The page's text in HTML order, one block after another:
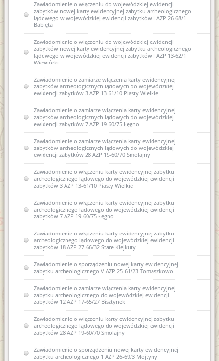
Zawiadomienie o włączeniu do wojewódzkiej ewidencji
zabytków nowej karty ewidencyjnej zabytku archeologicznego
lądowego w wojewódzkiej ewidencji zabytków I AZP 26-68/1
Babięta
Zawiadomienie o włączeniu do wojewódzkiej ewidencji
zabytków nowej karty ewidencyjnej zabytku archeologicznego
lądowego w wojewódzkiej ewidencji zabytków I AZP 13-62/1
Wiewiórki
Zawiadomienie o zamiarze włączenia karty ewidencyjnej
zabytków archeologicznych lądowych do wojewódzkiej
ewidencji zabytków 3 AZP 13-61/10 Piasty Wielkie
Zawiadomienie o zamiarze włączenia karty ewidencyjnej
zabytków archeologicznych lądowych do wojewódzkiej
ewidencji zabytków 7 AZP 19-60/75 Łęgno
Zawiadomienie o zamiarze włączenia karty ewidencyjnej
zabytków archeologicznych lądowych do wojewódzkiej
ewidencji zabytków 28 AZP 19-60/70 Smolajny
Zawiadomienie o włączeniu karty ewidencyjnej zabytku
archeologicznego lądowego do wojewódzkiej ewidencji
zabytków 3 AZP 13-61/10 Piasty Wielkie
Zawiadomienie o włączeniu karty ewidencyjnej zabytku
archeologicznego lądowego do wojewódzkiej ewidencji
zabytków 7 AZP 19-60/75 Łęgno
Zawiadomienie o włączeniu karty ewidencyjnej zabytku
archeologicznego lądowego do wojewódzkiej ewidencji
zabytków 18 AZP 27-66/32 Stare Kiejkuty
Zawiadomienie o sporządzeniu nowej karty ewidencyjnej
zabytku archeologicznego V AZP 25-61/23 Tomaszkowo
Zawiadomienie o zamiarze włączenia karty ewidencyjnej
zabytku archeologicznego do wojewódzkiej ewidencji
zabytków 12 AZP 17-65/27 Bisztynek
Zawiadomienie o włączeniu karty ewidencyjnej zabytku
archeologicznego lądowego do wojewódzkiej ewidencji
zabytków 28 AZP 19-60/70 Smolajny
Zawiadomienie o sporządzeniu nowej karty ewidencyjnej
zabytku archeologicznego 1 AZP 26-69/3 Mojtyny